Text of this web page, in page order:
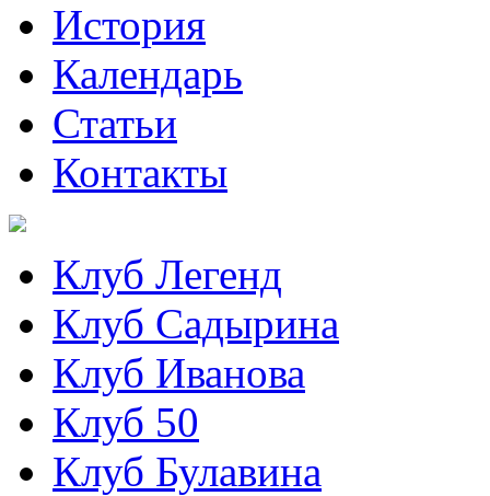
История
Календарь
Статьи
Контакты
Клуб Легенд
Клуб Садырина
Клуб Иванова
Клуб 50
Клуб Булавина